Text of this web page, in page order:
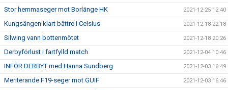
Stor hemmaseger mot Borlänge HK 2021-12-25 12:40
Kungsängen klart bättre i Celsius 2021-12-18 22:18
Silwing vann bottenmötet 2021-12-18 20:26
Derbyförlust i fartfylld match 2021-12-04 10:46
INFÖR DERBYT med Hanna Sundberg 2021-12-03 16:49
Meriterande F19-seger mot GUIF 2021-12-03 16:46